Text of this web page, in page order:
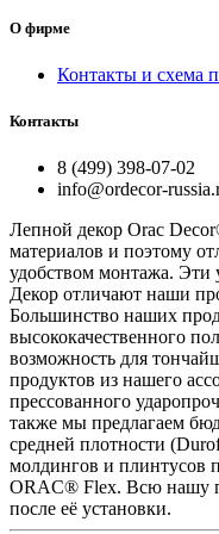
О фирме
Контакты и схема
Контакты
8 (499) 398-07-02
info@ordecor-
Лепной декор Orac
материалов и поэтому
удобством монтажа. Эти
Декор отличают наши
Большинство наших
высококачественного
возможность для
продуктов из нашего
прессованного
также мы предлагаем
средней плотности
молдингов и плинтусов
ORAC® Flex. Всю нашу
после её установки.